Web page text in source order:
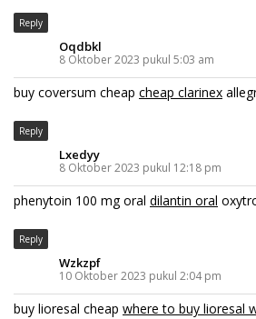
Reply
Oqdbkl
8 Oktober 2023 pukul 5:03 am
buy coversum cheap cheap clarinex
Reply
Lxedyy
8 Oktober 2023 pukul 12:18 pm
phenytoin 100 mg oral dilantin oral
Reply
Wzkzpf
10 Oktober 2023 pukul 2:04 pm
buy lioresal cheap where to buy lioresal